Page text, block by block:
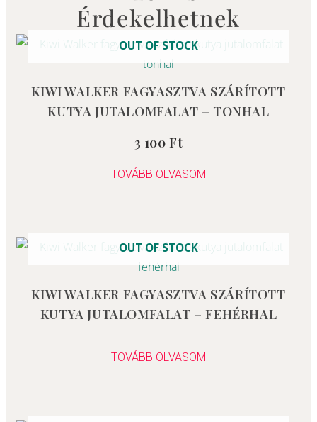
Érdekelhetnek
OUT OF STOCK
KIWI WALKER FAGYASZTVA SZÁRÍTOTT
KUTYA JUTALOMFALAT – TONHAL
3 100Ft
TOVÁBB OLVASOM
OUT OF STOCK
KIWI WALKER FAGYASZTVA SZÁRÍTOTT
KUTYA JUTALOMFALAT – FEHÉRHAL
TOVÁBB OLVASOM